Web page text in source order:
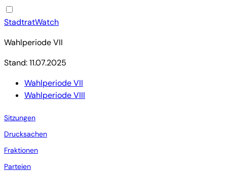
StadtratWatch
Wahlperiode VII
Stand: 11.07.2025
Wahlperiode VII
Wahlperiode VIII
Sitzungen
Drucksachen
Fraktionen
Parteien